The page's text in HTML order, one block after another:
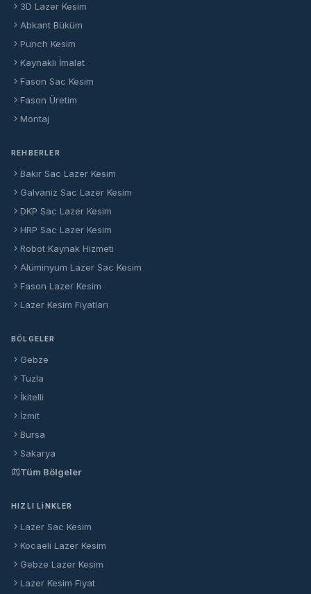
3D Lazer Kesim
Abkant Büküm
Punch Kesim
Kaynaklı İmalat
Fason Sac Kesim
Fason Üretim
Montaj
REHBERLER
Bakır Sac Lazer Kesim
Galvaniz Sac Lazer Kesim
DKP Sac Lazer Kesim
HRP Sac Lazer Kesim
Robot Kaynak Hizmeti
Alüminyum Lazer Sac Kesim
Fason Lazer Kesim
Lazer Kesim Fiyatları
BÖLGELER
Gebze
Tuzla
İkitelli
İzmit
Bursa
Sakarya
Tüm Bölgeler
HIZLI LINKLER
Lazer Sac Kesim
Kocaeli Lazer Kesim
Gebze Lazer Kesim
Lazer Kesim Fiyat